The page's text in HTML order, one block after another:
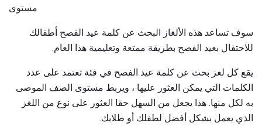
مستوى
سوف تساعد هذه الألغاز البحث عن كلمة عيد الفصح أطفالك
للاحتفال بعيد الفصح بطريقة ممتعة وتعليمية هذا العام.
يقع كل لغز بحث عن كلمة عيد الفصح في فئة تعتمد على عدد
الكلمات التي يمكن العثور عليها ، ويربط مستوى الصف الموصى
به لكل منها. هذا يجعل من السهل حقا العثور على نوع من اللغز
الذي يعمل بشكل أفضل لطفلك أو طلابك.